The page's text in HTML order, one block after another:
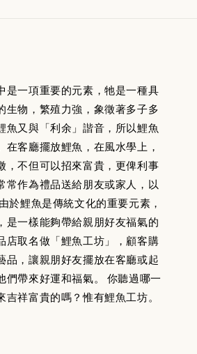
是一項重要的元素，牠是一種具
生物，繁殖力強，象徵著多子多
魚又與「利余」諧音，所以鯉魚
在客廳擺放鯉魚，在風水學上，
，不但可以招來富貴，更俾利事
常作為禮品送給朋友或家人，以
於鯉魚是傳統文化的重要元素，
是一樣能夠帶給親朋好友福氣的
店取名做「鯉魚工坊」，顧客購
品，讓親朋好友擺放在客廳或起
們帶來好運和福氣。 你聽過哪一
吉祥富貴的嗎？惟有鯉魚工坊。